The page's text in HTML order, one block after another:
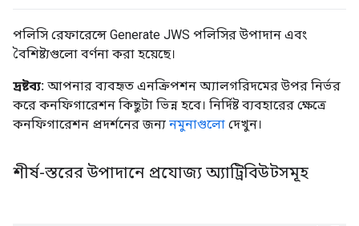
পলিসি রেফারেন্সে Generate JWS পলিসির উপাদান এবং
বৈশিষ্ট্যগুলো বর্ণনা করা হয়েছে।
দ্রষ্টব্য: আপনার ব্যবহৃত এনক্রিপশন অ্যালগরিদমের উপর নির্ভর
করে কনফিগারেশন কিছুটা ভিন্ন হবে। নির্দিষ্ট ব্যবহারের ক্ষেত্রে
কনফিগারেশন প্রদর্শনের জন্য নমুনাগুলো দেখুন।
শীর্ষ-স্তরের উপাদানে প্রযোজ্য অ্যাট্রিবিউটসমূহ